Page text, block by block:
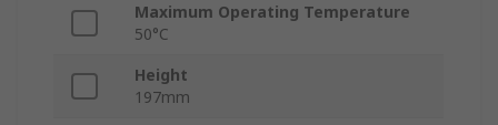
Maximum Operating Temperature
50°C
Height
197mm